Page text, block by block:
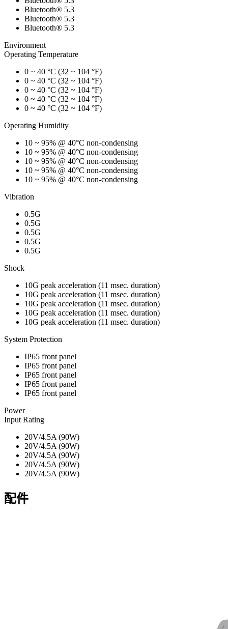
Bluetooth® 5.3
Bluetooth® 5.3
Bluetooth® 5.3
Environment
Operating Temperature
0 ~ 40 °C (32 ~ 104 °F)
0 ~ 40 °C (32 ~ 104 °F)
0 ~ 40 °C (32 ~ 104 °F)
0 ~ 40 °C (32 ~ 104 °F)
0 ~ 40 °C (32 ~ 104 °F)
Operating Humidity
10 ~ 95% @ 40°C non-condensing
10 ~ 95% @ 40°C non-condensing
10 ~ 95% @ 40°C non-condensing
10 ~ 95% @ 40°C non-condensing
10 ~ 95% @ 40°C non-condensing
Vibration
0.5G
0.5G
0.5G
0.5G
0.5G
Shock
10G peak acceleration (11 msec. duration)
10G peak acceleration (11 msec. duration)
10G peak acceleration (11 msec. duration)
10G peak acceleration (11 msec. duration)
10G peak acceleration (11 msec. duration)
System Protection
IP65 front panel
IP65 front panel
IP65 front panel
IP65 front panel
IP65 front panel
Power
Input Rating
20V/4.5A (90W)
20V/4.5A (90W)
20V/4.5A (90W)
20V/4.5A (90W)
20V/4.5A (90W)
配件